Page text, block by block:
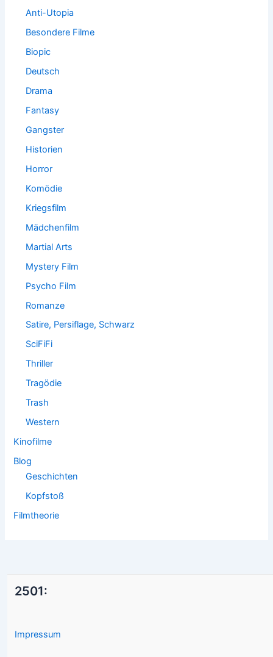
Anti-Utopia
Besondere Filme
Biopic
Deutsch
Drama
Fantasy
Gangster
Historien
Horror
Komödie
Kriegsfilm
Mädchenfilm
Martial Arts
Mystery Film
Psycho Film
Romanze
Satire, Persiflage, Schwarz
SciFiFi
Thriller
Tragödie
Trash
Western
Kinofilme
Blog
Geschichten
Kopfstoß
Filmtheorie
2501:
Impressum